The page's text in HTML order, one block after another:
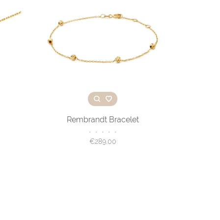
Rembrandt Bracelet
• • • • •
€289,00